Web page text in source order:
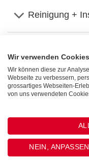
Reinigung +
Das
Lebensdauer-
Mietzins-Depot
Wir verwenden Cookies
Wir können diese zur
Webseite zu verbessern,
grossartiges Webseiten-
von uns verwendeten
NEIN, ANPASSEN